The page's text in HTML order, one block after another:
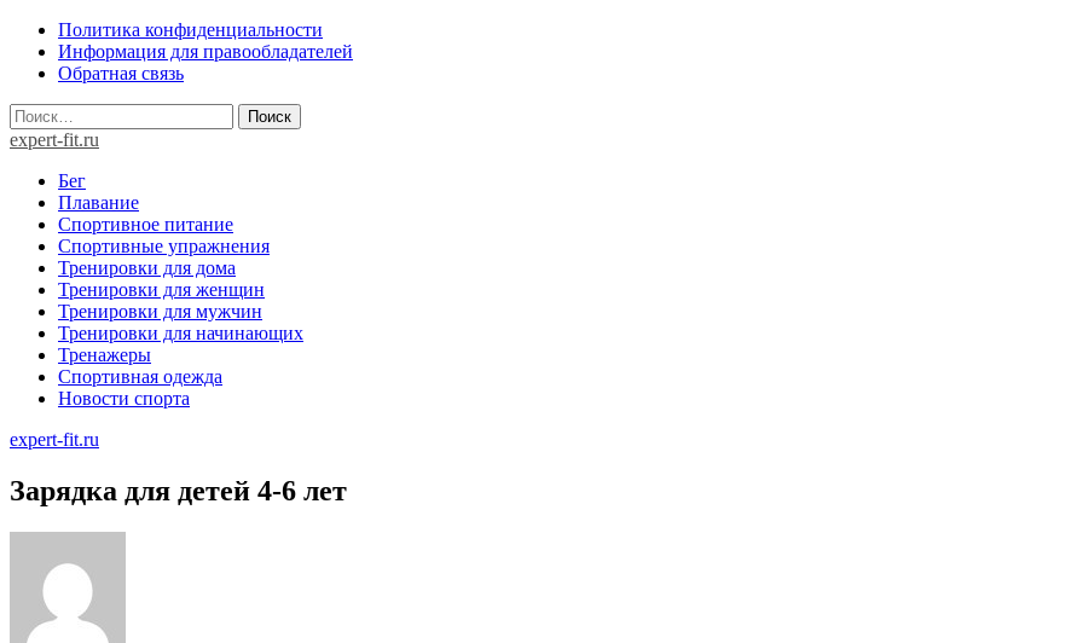
Skip
content
Политика конфиденциальности
Информация для правообладателей
Обратная связь
Найти:
expert-fit.ru
Бег
Плавание
Спортивное питание
Спортивные упражнения
Тренировки для дома
Тренировки для женщин
Тренировки для мужчин
Тренировки для начинающих
Тренажеры
Спортивная одежда
Новости спорта
expert-fit.ru
Зарядка для детей 4-6 лет